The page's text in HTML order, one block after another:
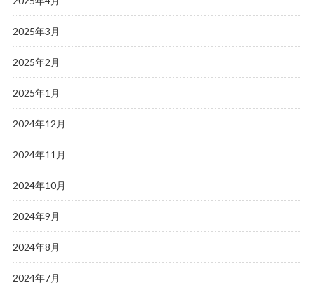
2025年3月
2025年2月
2025年1月
2024年12月
2024年11月
2024年10月
2024年9月
2024年8月
2024年7月